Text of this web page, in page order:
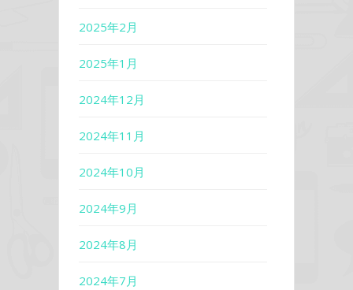
2025年2月
2025年1月
2024年12月
2024年11月
2024年10月
2024年9月
2024年8月
2024年7月